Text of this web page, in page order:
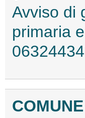
Avviso di
primaria